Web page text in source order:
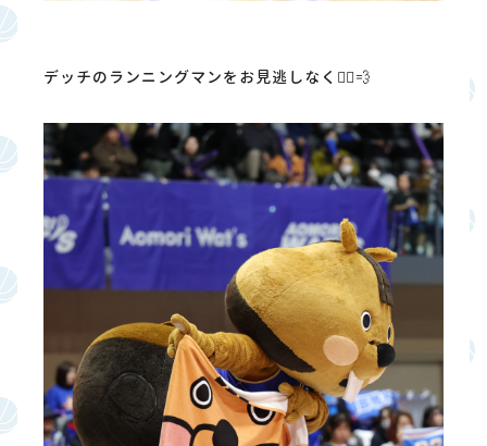
デッチのランニングマンをお見逃しなく🏃‍♂️💨